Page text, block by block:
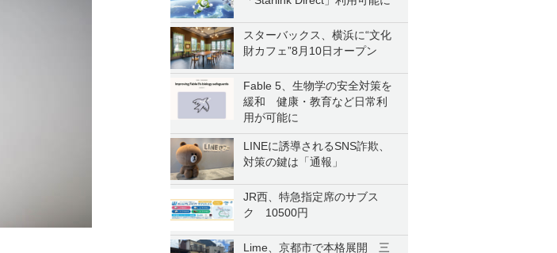
スターバックス、横浜に“文化
財カフェ”8月10日オープン
Fable 5、生物学の安全対策を
緩和 健康・教育など日常利
用が可能に
LINEに誘導されるSNS詐欺、
対策の鍵は「通報」
JR西、特急指定席のサブス
ク 10500円
Lime、京都市で本格展開 三